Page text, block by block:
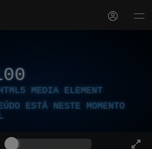
MEDIA ELEMENT
ESTÁ NESTE MOMENTO